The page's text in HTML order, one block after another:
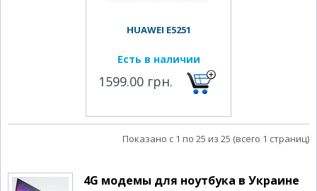
HUAWEI E5251
Есть в наличии
1599.00 грн.
Показано с 1 по 25 из 25 (всего 1 страниц)
4G модемы для ноутбука в Украине